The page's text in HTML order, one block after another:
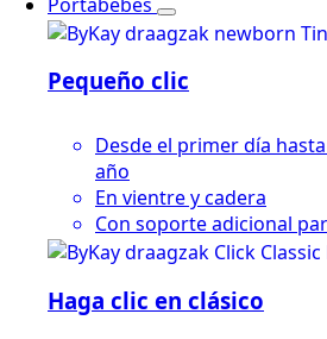
Pequeño clic
Desde el primer día
año
En vientre y cadera
Con soporte adicional
Haga clic en clásico